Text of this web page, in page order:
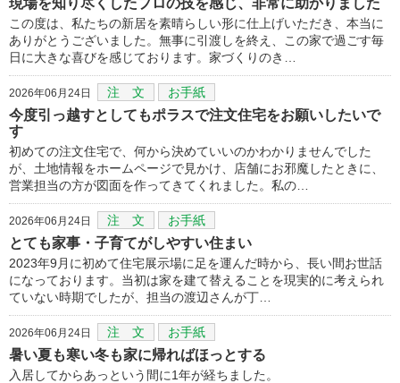
この度は、私たちの新居を素晴らしい形に仕上げいただき、本当に
ありがとうございました。無事に引渡しを終え、この家で過ごす毎
日に大きな喜びを感じております。家づくりのき…
2026年06月24日 注 文 お手紙
今度引っ越すとしてもポラスで注文住宅をお願いしたいで
す
初めての注文住宅で、何から決めていいのかわかりませんでした
が、土地情報をホームページで見かけ、店舗にお邪魔したときに、
営業担当の方が図面を作ってきてくれました。私の…
2026年06月24日 注 文 お手紙
とても家事・子育てがしやすい住まい
2023年9月に初めて住宅展示場に足を運んだ時から、長い間お世話
になっております。当初は家を建て替えることを現実的に考えられ
ていない時期でしたが、担当の渡辺さんが丁…
2026年06月24日 注 文 お手紙
暑い夏も寒い冬も家に帰ればほっとする
入居してからあっという間に1年が経ちました。